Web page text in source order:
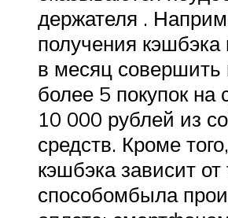
держателя .
получения
в месяц совершить
более 5 покупок на
10 000 рублей из
средств. Кроме
кэшбэка зависит от
способомбыла